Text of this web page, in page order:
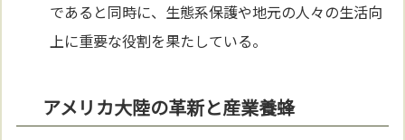
であると同時に、生態系保護や地元の人々の生活向
上に重要な役割を果たしている。
アメリカ大陸の革新と産業養蜂